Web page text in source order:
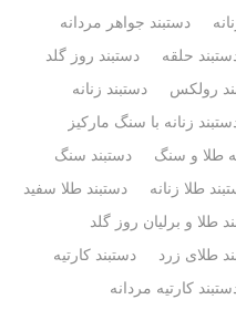
دستبند جواهر مردانه
حلقه
دستبند روز گلد
رولکس
دستبند زنانه
زنانه با سنگ مارکیز
طلا و سنگ
دستبند سنگ
طلا زنانه
دستبند طلا سفید
طلا و برلیان روز گلد
طلای زرد
دستبند کارتیه
کارتیه مردانه